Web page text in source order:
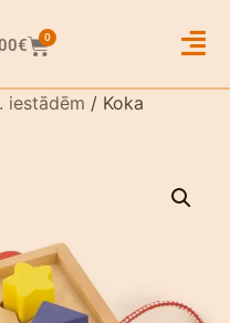
€ 0
iestādēm / Koka